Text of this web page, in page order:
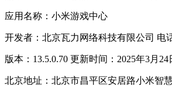
应用名称：小米游戏中心
开发者：北京瓦力网络科技有限公司 电
版本：13.5.0.70 更新时间：2025年3月24
北京地址：北京市昌平区安居路小米智